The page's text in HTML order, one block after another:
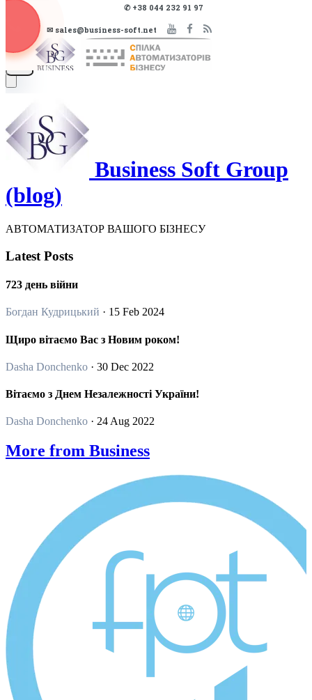
Business Soft Group
(blog)
АВТОМАТИЗАТОР ВАШОГО БІЗНЕСУ
Latest Posts
723 день війни
Богдан Кудрицький · 15 Feb 2024
Щиро вітаємо Вас з Новим роком!
Dasha Donchenko · 30 Dec 2022
Вітаємо з Днем Незалежності України!
Dasha Donchenko · 24 Aug 2022
More from Business